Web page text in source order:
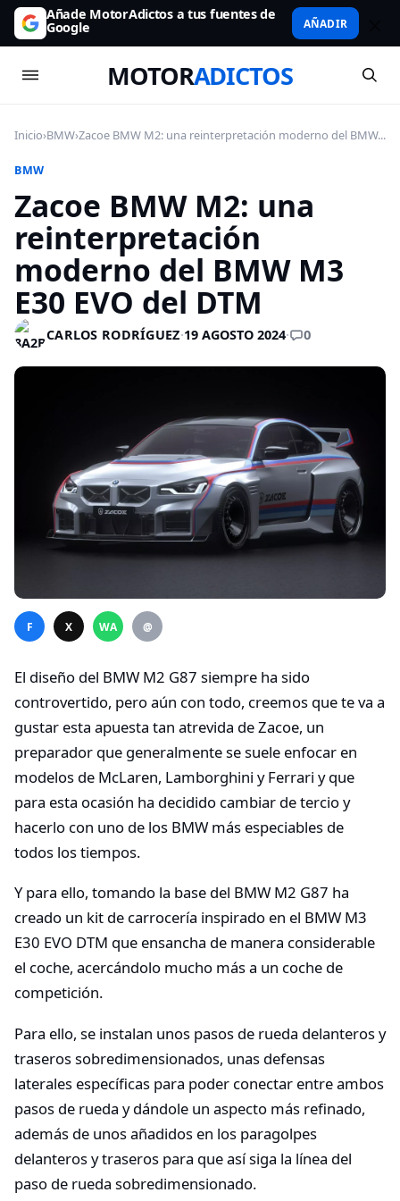
Añade MotorAdictos a tus fuentes de
Google AÑADIR
MOTORADICTOS
Inicio›BMW›Zacoe BMW M2: una reinterpretación moderno del BMW...
BMW
Zacoe BMW M2: una
reinterpretación
moderno del BMW M3
E30 EVO del DTM
CARLOS RODRÍGUEZ·19 AGOSTO 2024· 0
F X WA @
El diseño del BMW M2 G87 siempre ha sido
controvertido, pero aún con todo, creemos que te va a
gustar esta apuesta tan atrevida de Zacoe, un
preparador que generalmente se suele enfocar en
modelos de McLaren, Lamborghini y Ferrari y que
para esta ocasión ha decidido cambiar de tercio y
hacerlo con uno de los BMW más especiables de
todos los tiempos.
Y para ello, tomando la base del BMW M2 G87 ha
creado un kit de carrocería inspirado en el BMW M3
E30 EVO DTM que ensancha de manera considerable
el coche, acercándolo mucho más a un coche de
competición.
Para ello, se instalan unos pasos de rueda delanteros y
traseros sobredimensionados, unas defensas
laterales específicas para poder conectar entre ambos
pasos de rueda y dándole un aspecto más refinado,
además de unos añadidos en los paragolpes
delanteros y traseros para que así siga la línea del
paso de rueda sobredimensionado.